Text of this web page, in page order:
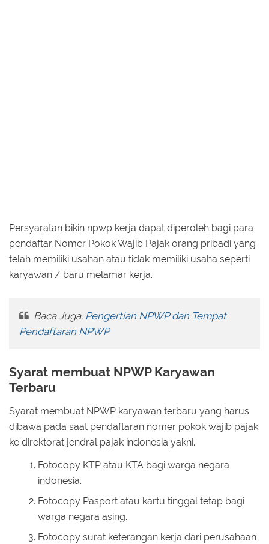
Persyaratan bikin npwp kerja dapat diperoleh bagi para
pendaftar Nomer Pokok Wajib Pajak orang pribadi yang
telah memiliki usahan atau tidak memiliki usaha seperti
karyawan / baru melamar kerja.
Baca Juga: Pengertian NPWP dan Tempat
Pendaftaran NPWP
Syarat membuat NPWP Karyawan
Terbaru
Syarat membuat NPWP karyawan terbaru yang harus
dibawa pada saat pendaftaran nomer pokok wajib pajak
ke direktorat jendral pajak indonesia yakni.
Fotocopy KTP atau KTA bagi warga negara
indonesia.
Fotocopy Pasport atau kartu tinggal tetap bagi
warga negara asing.
Fotocopy surat keterangan kerja dari perusahaan